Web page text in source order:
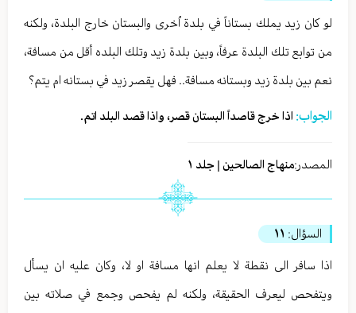
لو كان زيد يملك بستاناً في بلدة اُخرى والبستان خارج البلدة، ولكنه
من توابع تلك البلدة عرفاً، وبين بلدة زيد وتلك البلده أقل من مسافة،
نعم بين بلدة زيد وبستانه مسافة.. فهل يقصر زيد في بستانه ام يتم؟
الجواب: اذا خرج قاصداً البستان قصر، واذا قصد البلد اتم.
المصدر:منهاج الصالحين | جلد ١
السؤال: ١١
اذا سافر الى نقطة لا يعلم انها مسافة او لا، وكان عليه ان يسأل
ويتفحص ليعرف الحقيقة، ولكنه لم يفحص وجمع في صلاته بين